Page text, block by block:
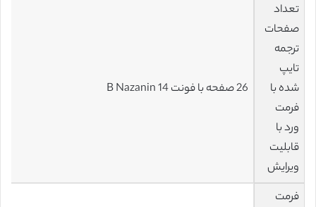
تعداد
صفحات
ترجمه
تایپ
شده با
فرمت
ورد با
قابلیت
ویرایش
26 صفحه با فونت 14 B Nazanin
فرمت